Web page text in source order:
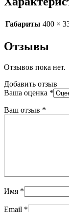
Габариты 400 ×
Отзывы
Отзывов пока нет.
Добавить отзыв
Ваша оценка *
Ваш отзыв *
Имя *
Email *